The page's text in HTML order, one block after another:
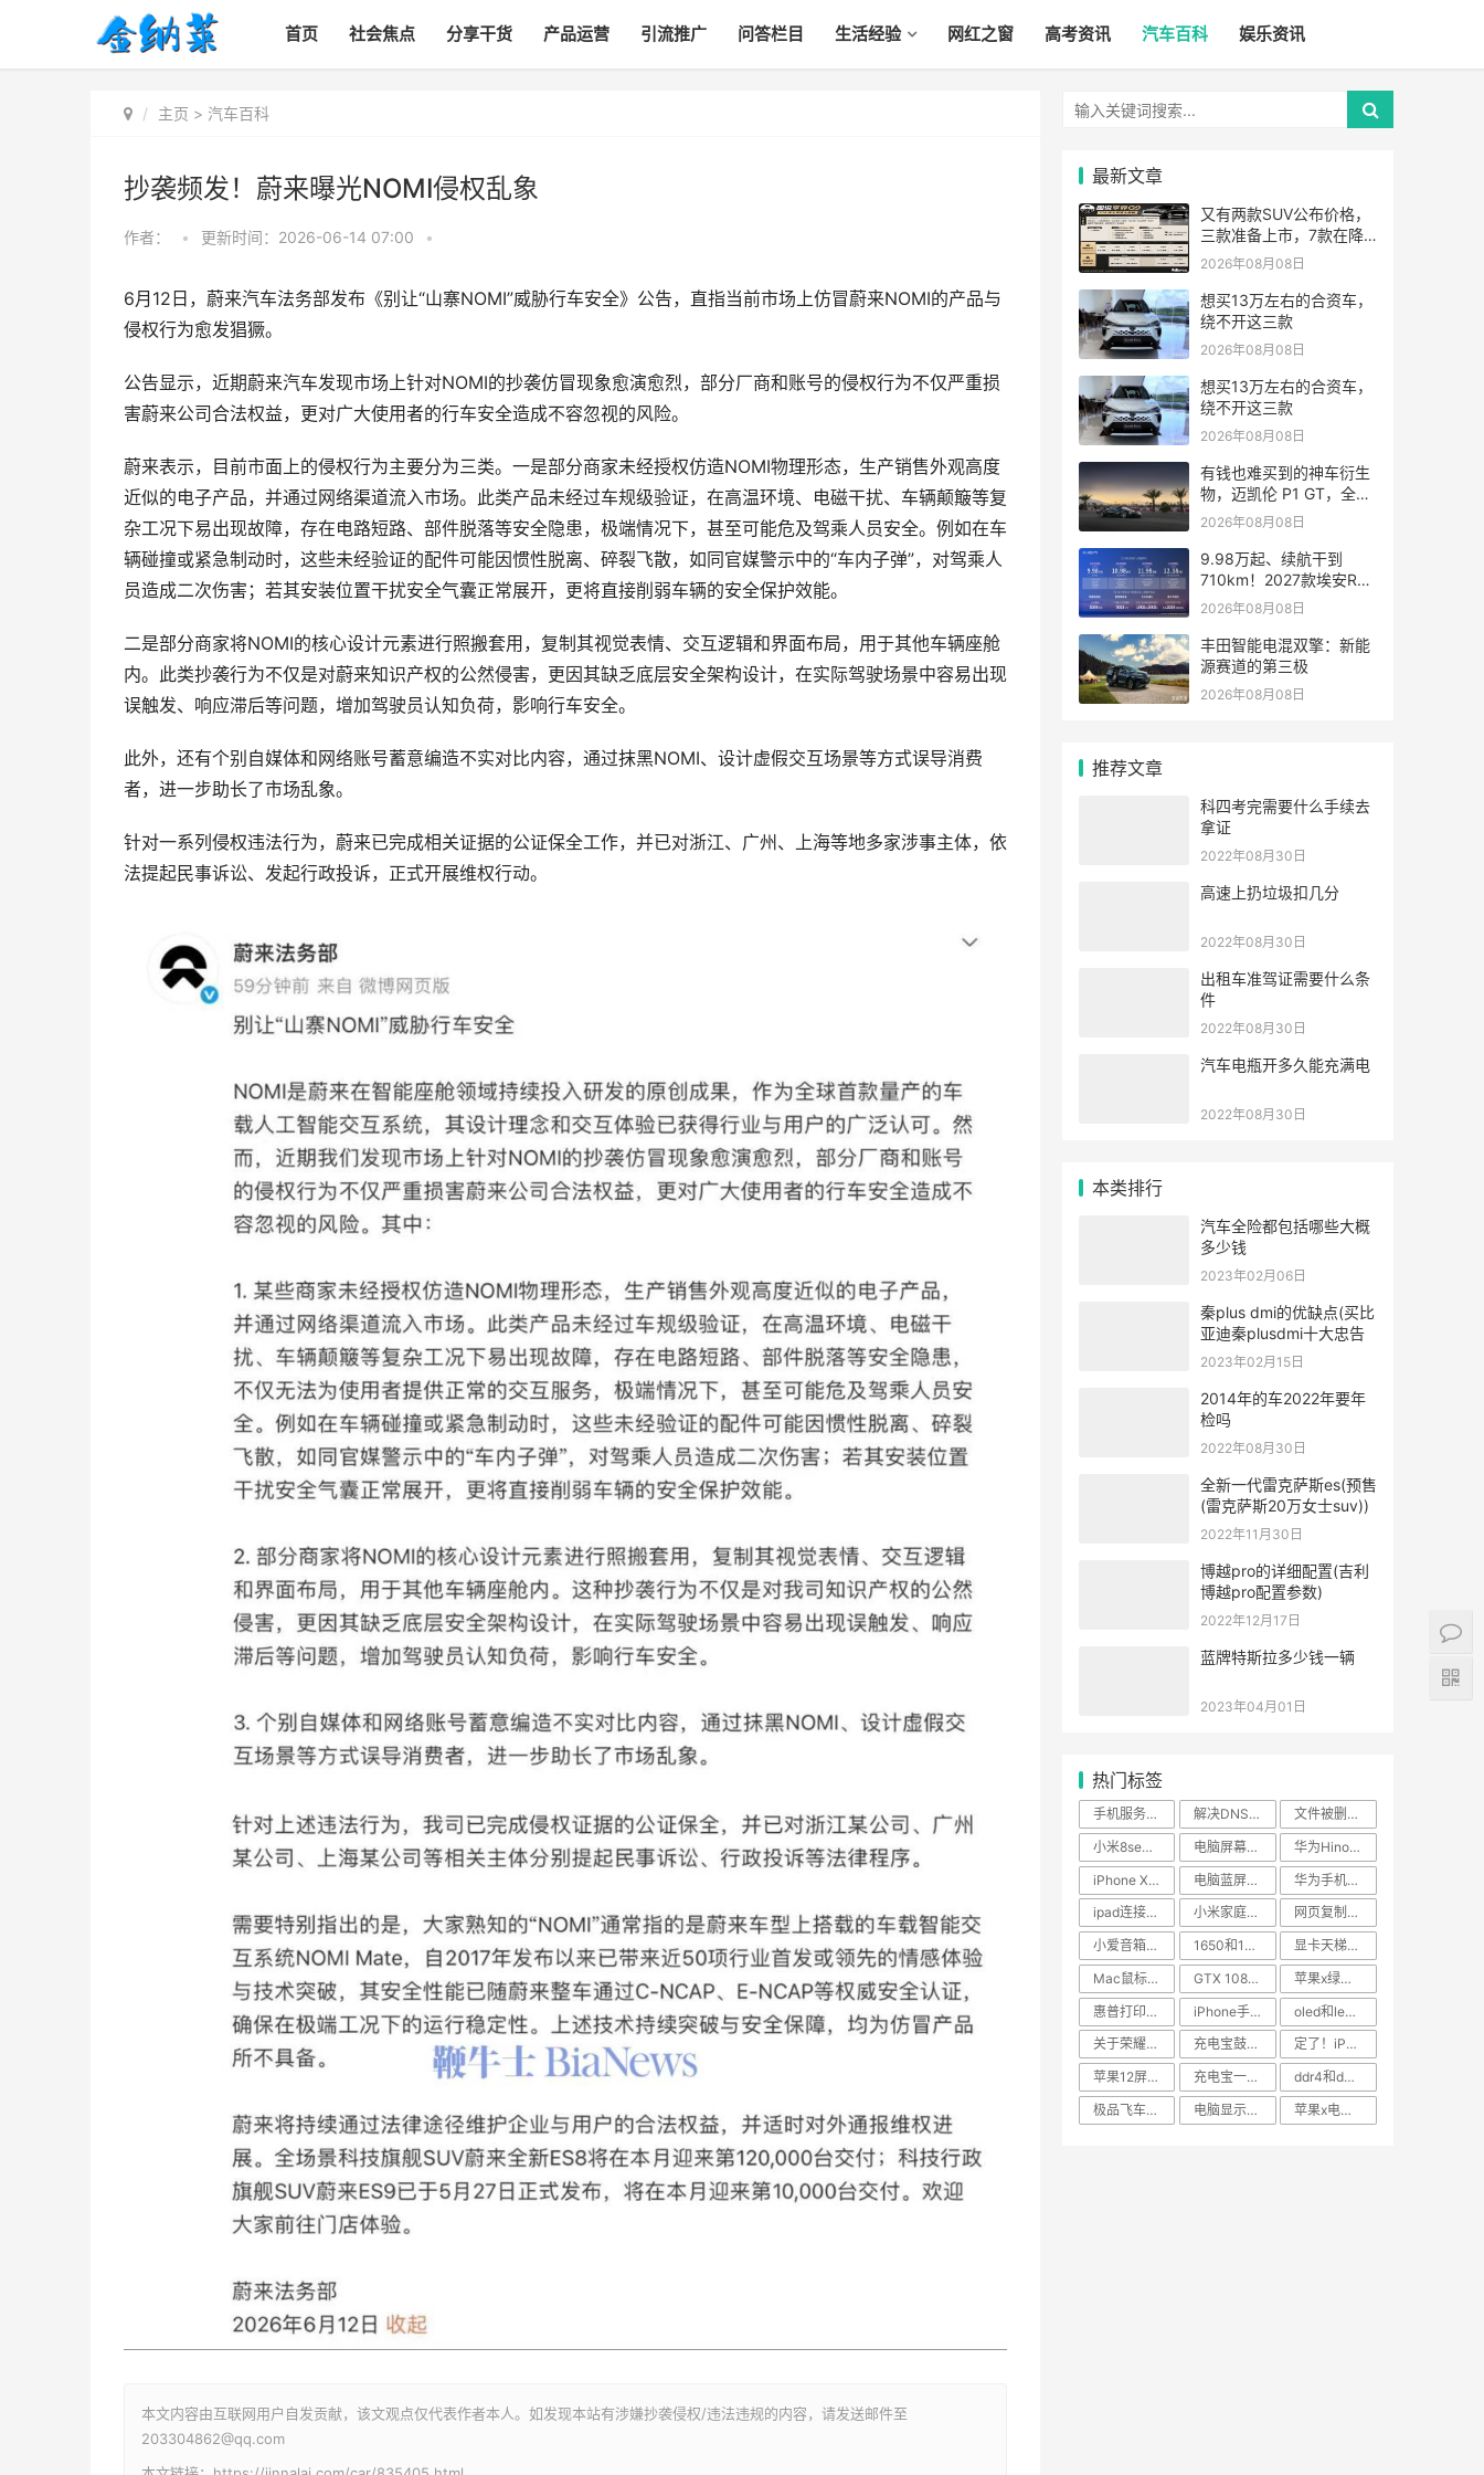
首页 社会焦点 分享干货 产品运营 引流推广 问答栏目 生活经验 网红之窗 高考资讯 汽车百科 娱乐资讯
主页 > 汽车百科
抄袭频发！蔚来曝光NOMI侵权乱象
作者： • 更新时间：2026-06-14 07:00 •
6月12日，蔚来汽车法务部发布《别让“山寨NOMI”威胁行车安全》公告，直指当前市场上仿冒蔚来NOMI的产品与
侵权行为愈发猖獗。
公告显示，近期蔚来汽车发现市场上针对NOMI的抄袭仿冒现象愈演愈烈，部分厂商和账号的侵权行为不仅严重损
害蔚来公司合法权益，更对广大使用者的行车安全造成不容忽视的风险。
蔚来表示，目前市面上的侵权行为主要分为三类。一是部分商家未经授权仿造NOMI物理形态，生产销售外观高度
近似的电子产品，并通过网络渠道流入市场。此类产品未经过车规级验证，在高温环境、电磁干扰、车辆颠簸等复
杂工况下易出现故障，存在电路短路、部件脱落等安全隐患，极端情况下，甚至可能危及驾乘人员安全。例如在车
辆碰撞或紧急制动时，这些未经验证的配件可能因惯性脱离、碎裂飞散，如同官媒警示中的“车内子弹”，对驾乘人
员造成二次伤害；若其安装位置干扰安全气囊正常展开，更将直接削弱车辆的安全保护效能。
二是部分商家将NOMI的核心设计元素进行照搬套用，复制其视觉表情、交互逻辑和界面布局，用于其他车辆座舱
内。此类抄袭行为不仅是对蔚来知识产权的公然侵害，更因其缺乏底层安全架构设计，在实际驾驶场景中容易出现
误触发、响应滞后等问题，增加驾驶员认知负荷，影响行车安全。
此外，还有个别自媒体和网络账号蓄意编造不实对比内容，通过抹黑NOMI、设计虚假交互场景等方式误导消费
者，进一步助长了市场乱象。
针对一系列侵权违法行为，蔚来已完成相关证据的公证保全工作，并已对浙江、广州、上海等地多家涉事主体，依
法提起民事诉讼、发起行政投诉，正式开展维权行动。
本文内容由互联网用户自发贡献，该文观点仅代表作者本人。如发现本站有涉嫌抄袭侵权/违法违规的内容，请发送邮件至
203304862@qq.com
最新文章
又有两款SUV公布价格，
三款准备上市，7款在降
价
2026年08月08日
想买13万左右的合资车，
绕不开这三款
2026年08月08日
想买13万左右的合资车，
绕不开这三款
2026年08月08日
有钱也难买到的神车衍生
物，迈凯伦 P1 GT，全世
界就四台
2026年08月08日
9.98万起、续航干到
710km！2027款埃安RT
上市
2026年08月08日
丰田智能电混双擎：新能
源赛道的第三极
2026年08月08日
推荐文章
科四考完需要什么手续去
拿证
2022年08月30日
高速上扔垃圾扣几分
2022年08月30日
出租车准驾证需要什么条
件
2022年08月30日
汽车电瓶开多久能充满电
2022年08月30日
本类排行
汽车全险都包括哪些大概
多少钱
2023年02月06日
秦plus dmi的优缺点(买比
亚迪秦plusdmi十大忠告
2023年02月15日
2014年的车2022年要年
检吗
2022年08月30日
全新一代雷克萨斯es(预售
(雷克萨斯20万女士suv))
2022年11月30日
博越pro的详细配置(吉利
博越pro配置参数)
2022年12月17日
蓝牌特斯拉多少钱一辆
2023年04月01日
热门标签
手机服务密码是啥 解决DNS解析错误的小技巧
文件被删四种恢复方法
小米8se参数详细参数
电脑屏幕缩小快捷键ctrl加什么
华为Hinova9se质量怎么样
iPhone XS MAX报价详情
电脑蓝屏故障解决方法
华为手机怎么刷机解锁密码
ipad连接蓝牙耳机没有声音怎么办
小米家庭音响连接教程
网页复制不了文字怎么办
小爱音箱接入到家庭背景音响系统步骤
1650和1060哪个好
显卡天梯排行榜笔记本
Mac鼠标设置教程
GTX 1080Ti显卡报价
苹果x绿屏是要换内屏了吗
惠普打印机加墨粉步骤详解
iPhone手机设置来电显示全面屏教程
oled和led屏幕哪个好
关于荣耀x10的用机优缺点的盘点
充电宝鼓包是什么原因造成的
定了！iPhone 15要涨价：超大杯超10000元
苹果12屏幕 LG版本辨别教程#笔记本回收
充电宝一买来要不要马上充电
ddr4和ddr5的性能差距大吗
极品飞车14赛事介绍
电脑显示器没有信号的原因介绍 苹果x电池多少毫安